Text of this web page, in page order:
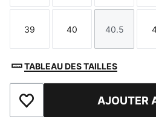
Taille
39
Taille
40
Taille
40.5
TABLEAU DES TAILLES
Ajouter aux favorisAJOUTER